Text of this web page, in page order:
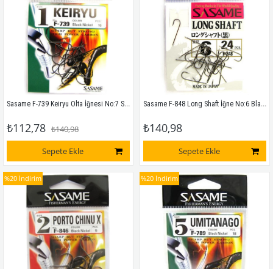
Sasame F-739 Keiryu Olta İğnesi No:7 Siyah Nikel
₺112,78 ₺140,98
Sepete Ekle
Sasame F-848 Long Shaft İğne No:6 Black Chrome
₺140,98
Sepete Ekle
%20 İndirim %20 İndirim